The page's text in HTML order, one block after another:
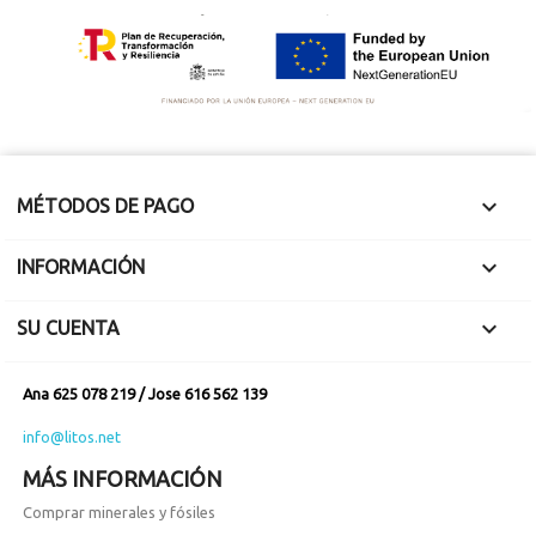
MÉTODOS DE PAGO 
INFORMACIÓN 
SU CUENTA 
Ana 625 078 219 / Jose 616 562 139
info@litos.net
MÁS INFORMACIÓN
Comprar minerales y fósiles